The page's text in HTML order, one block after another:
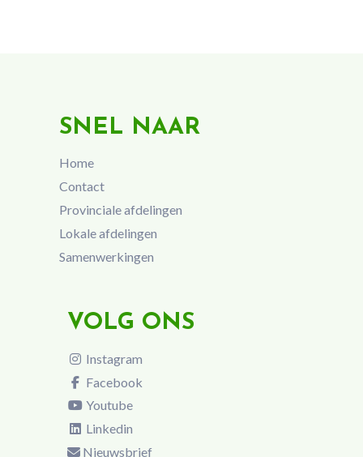
SNEL NAAR
Home
Contact
Provinciale afdelingen
Lokale afdelingen
Samenwerkingen
VOLG ONS
Instagram
Facebook
Youtube
Linkedin
Nieuwsbrief